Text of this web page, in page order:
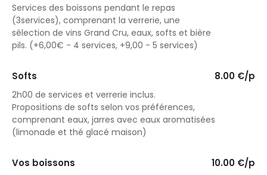
Services des boissons pendant le repas
(3services), comprenant la verrerie, une
sélection de vins Grand Cru, eaux, softs et bière
pils. (+6,00€ - 4 services, +9,00 - 5 services)
Softs 8.00 €/p
2h00 de services et verrerie inclus.
Propositions de softs selon vos préférences,
comprenant eaux, jarres avec eaux aromatisées
(limonade et thé glacé maison)
Vos boissons 10.00 €/p